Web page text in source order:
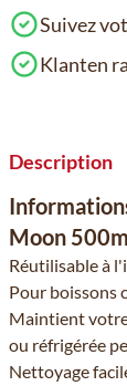
Suivez
Klanten
Description
Moon
Réutilisable à
Pour boissons
Maintient
ou réfrigérée
Nettoyage